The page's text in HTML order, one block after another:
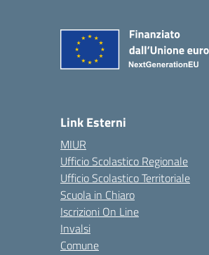
Link Esterni
MIUR
Ufficio Scolastico Regionale
Ufficio Scolastico Territoriale
Scuola in Chiaro
Iscrizioni On Line
Invalsi
Comune